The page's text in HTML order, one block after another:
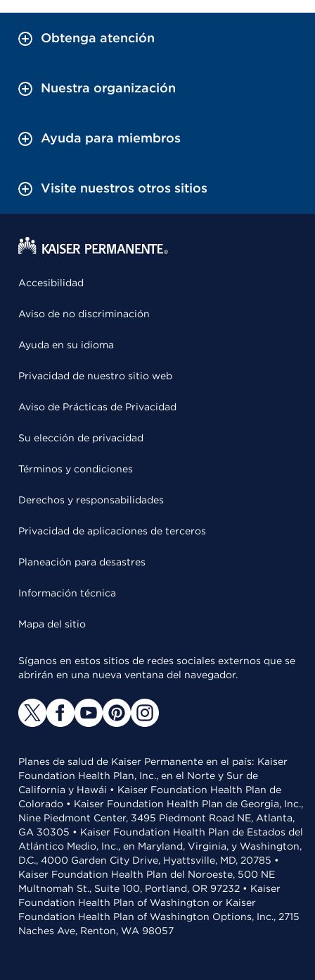
Obtenga atención
Nuestra organización
Ayuda para miembros
Visite nuestros otros sitios
Accesibilidad
Aviso de no discriminación
Ayuda en su idioma
Privacidad de nuestro sitio web
Aviso de Prácticas de Privacidad
Su elección de privacidad
Términos y condiciones
Derechos y responsabilidades
Privacidad de aplicaciones de terceros
Planeación para desastres
Información técnica
Mapa del sitio
Síganos en estos sitios de redes sociales externos que se
abrirán en una nueva ventana del navegador.
Planes de salud de Kaiser Permanente en el país: Kaiser
Foundation Health Plan, Inc., en el Norte y Sur de
California y Hawái • Kaiser Foundation Health Plan de
Colorado • Kaiser Foundation Health Plan de Georgia, Inc.,
Nine Piedmont Center, 3495 Piedmont Road NE, Atlanta,
GA 30305 • Kaiser Foundation Health Plan de Estados del
Atlántico Medio, Inc., en Maryland, Virginia, y Washington,
D.C., 4000 Garden City Drive, Hyattsville, MD, 20785 •
Kaiser Foundation Health Plan del Noroeste, 500 NE
Multnomah St., Suite 100, Portland, OR 97232 • Kaiser
Foundation Health Plan of Washington or Kaiser
Foundation Health Plan of Washington Options, Inc., 2715
Naches Ave, Renton, WA 98057